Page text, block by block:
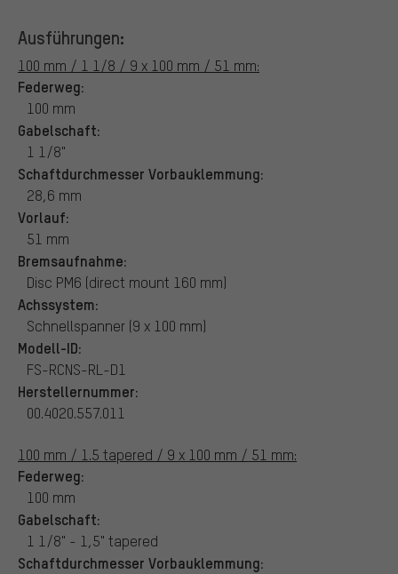
Ausführungen:
100 mm / 1 1/8 / 9 x 100 mm / 51 mm:
Federweg:
100 mm
Gabelschaft:
1 1/8"
Schaftdurchmesser Vorbauklemmung:
28,6 mm
Vorlauf:
51 mm
Bremsaufnahme:
Disc PM6 (direct mount 160 mm)
Achssystem:
Schnellspanner (9 x 100 mm)
Modell-ID:
FS-RCNS-RL-D1
Herstellernummer:
00.4020.557.011
100 mm / 1.5 tapered / 9 x 100 mm / 51 mm:
Federweg:
100 mm
Gabelschaft:
1 1/8" - 1,5" tapered
Schaftdurchmesser Vorbauklemmung: